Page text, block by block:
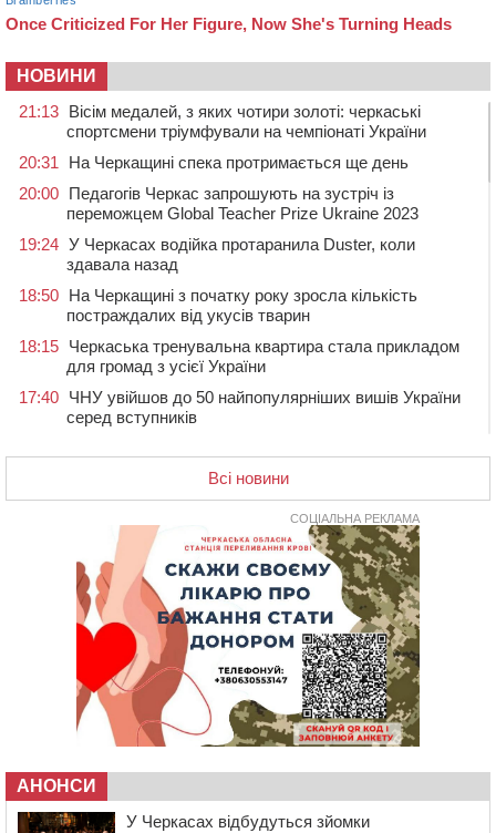
НОВИНИ
21:13 Вісім медалей, з яких чотири золоті: черкаські
спортсмени тріумфували на чемпіонаті України
20:31
На Черкащині спека протримається ще день
20:00 Педагогів Черкас запрошують на зустріч із
переможцем Global Teacher Prize Ukraine 2023
19:24 У Черкасах водійка протаранила Duster, коли
здавала назад
18:50 На Черкащині з початку року зросла кількість
постраждалих від укусів тварин
18:15 Черкаська тренувальна квартира стала прикладом
для громад з усієї України
17:40 ЧНУ увійшов до 50 найпопулярніших вишів України
серед вступників
контейнерний майданчик
16:32
Без розтину грудної клітки: у Черкасах 75-річній
пацієнтці замінили аортальний клапан
У Черкаському онкоцентрі встановили сонячну
електростанцію за понад пів мільйона гривень
У Київській області прощаються з полеглим на
фронті жителем Монастирищини
У Черкасах містяни через нову скляну зупинку і
вирізані дерева потерпають від спеки: Бондаренко
обіцяє масштабне озеленення
Провокував конфлікт і зачинився в автівці: у ТЦК
чоловіка у Тальному
13:55
У Тальному працівники ТЦК вибили вікно і
Всі новини
СОЦІАЛЬНА РЕКЛАМА
АНОНСИ
У Черкасах відбудуться зйомки